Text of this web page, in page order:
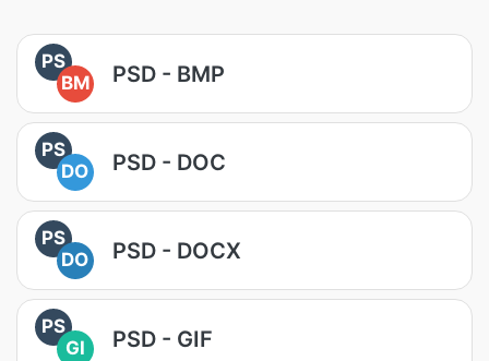
PS
BM
PSD - BMP
PS
DO
PSD - DOC
PS
DO
PSD - DOCX
PS
GI
PSD - GIF